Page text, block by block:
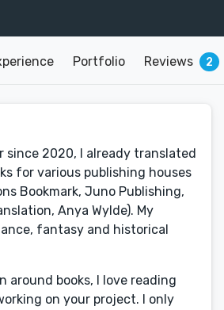
Portfolio Reviews 2
since 2020, I already translated
for various publishing houses
Bookmark, Juno Publishing,
Anya Wylde). My
fantasy and historical
around books, I love reading
on your project. I only